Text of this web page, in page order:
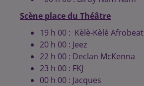
Scène place du Théâtre
19 h 00 : Kèlè-Kèlè Afrobeat
20 h 00 : Jeez
22 h 00 : Declan McKenna
23 h 00 : FKJ
00 h 00 : Jacques